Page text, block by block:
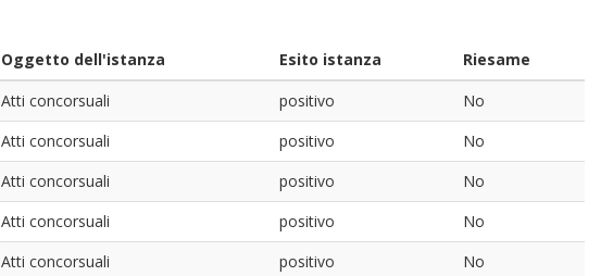
Oggetto dell'istanza Esito istanza
Riesame
Atti concorsuali positivo
No
Atti concorsuali positivo
No
Atti concorsuali positivo
No
Atti concorsuali positivo
No
Atti concorsuali positivo
No